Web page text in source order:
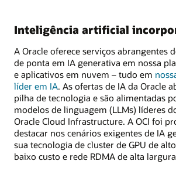
Inteligência artificial
A Oracle oferece serviços abrangentes
de ponta em IA generativa em nossa
e aplicativos em nuvem – tudo em
líder em IA. As ofertas de IA da Oracle
pilha de tecnologia e são alimentadas
modelos de linguagem (LLMs) líderes
Oracle Cloud Infrastructure. A OCI foi
destacar nos cenários exigentes de IA
sua tecnologia de cluster de GPU de
baixo custo e rede RDMA de alta